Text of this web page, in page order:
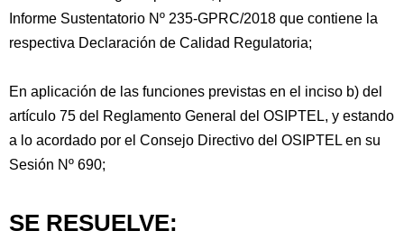
Informe Sustentatorio Nº 235-GPRC/2018 que contiene la
respectiva Declaración de Calidad Regulatoria;
En aplicación de las funciones previstas en el inciso b) del
artículo 75 del Reglamento General del OSIPTEL, y estando
a lo acordado por el Consejo Directivo del OSIPTEL en su
Sesión Nº 690;
SE RESUELVE: